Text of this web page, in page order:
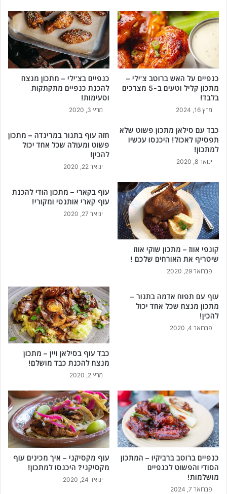
5
ד
כ
נ
ה
ב
ד
!
כנפיים על האש ברוטב צ'ילי –
מתכון קליל וטעים ב-5 מצרכים
בלבד!
מרץ 16, 2024
כנפיים בצ'ילי – מתכון מנצח
להכנת כנפיים מתקתקות
וטעימות!
מרץ 3, 2020
כבד עם סילאן מתכון פשוט שלא
תפסיקו לאכול! היכנסו עכשיו
למתכון!
ינואר 8, 2020
חזה עוף בתנור במרינדה – מתכון
פשוט ומעולה שכל אחד יכול
להכין!
ינואר 22, 2020
קונפי אווז – מתכון שוקי אווז
שיטריף את האורחים שלכם !
פברואר 29, 2020
עוף בקארי – מתכון הודי להכנת
עוף קארי אותנטי ומקורי!
ינואר 27, 2020
עוף עם תפוח אדמה בתנור –
מתכון מנצח שכל אחד יכול
להכין!
פברואר 4, 2020
כבד עוף בסילאן ויין – מתכון
מנצח להכנת כבד מושלם!
מרץ 2, 2020
כנפיים ברוטב ברביקיו – המתכון
הסודי והפשוט לכנפיים
מושלמות!
פברואר 7, 2024
עוף מקסיקני – איך מכינים עוף
מקסיקני? היכנסו למתכון!
ינואר 24, 2020